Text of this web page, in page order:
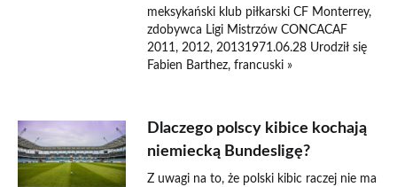
meksykański klub piłkarski CF Monterrey,
zdobywca Ligi Mistrzów CONCACAF
2011, 2012, 20131971.06.28 Urodził się
Fabien Barthez, francuski »
Dlaczego polscy kibice kochają
niemiecką Bundesligę?
Z uwagi na to, że polski kibic raczej nie ma